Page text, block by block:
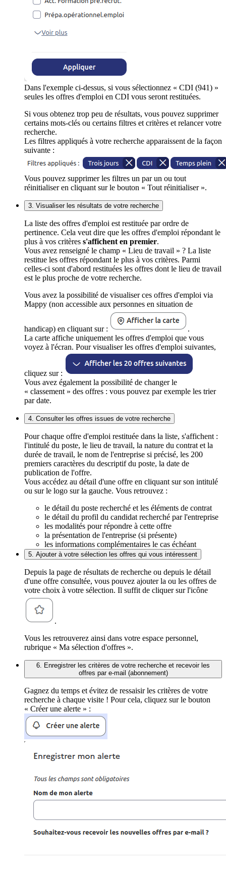
Dans l'exemple ci-dessus, si vous sélectionnez « CDI (941) »
seules les offres d'emploi en CDI vous seront restituées.
Si vous obtenez trop peu de résultats, vous pouvez supprimer
certains mots-clés ou certains filtres et critères et relancer votre
recherche.
Les filtres appliqués à votre recherche apparaissent de la façon
suivante :
Vous pouvez supprimer les filtres un par un ou tout
réinitialiser en cliquant sur le bouton « Tout réinitialiser ».
3. Visualiser les résultats de votre recherche
La liste des offres d'emploi est restituée par ordre de
pertinence. Cela veut dire que les offres d'emploi répondant le
plus à vos critères s'affichent en premier.
Vous avez renseigné le champ « Lieu de travail » ? La liste
restitue les offres répondant le plus à vos critères. Parmi
celles-ci sont d'abord restituées les offres dont le lieu de travail
est le plus proche de votre recherche.
Vous avez la possibilité de visualiser ces offres d'emploi via
Mappy (non accessible aux personnes en situation de
handicap) en cliquant sur :
.
La carte affiche uniquement les offres d'emploi que vous
voyez à l'écran. Pour visualiser les offres d'emploi suivantes,
cliquez sur :
Vous avez également la possibilité de changer le
« classement » des offres : vous pouvez par exemple les trier
par date.
4. Consulter les offres issues de votre recherche
Pour chaque offre d'emploi restituée dans la liste, s'affichent :
l'intitulé du poste, le lieu de travail, la nature du contrat et la
durée de travail, le nom de l'entreprise si précisé, les 200
premiers caractères du descriptif du poste, la date de
publication de l'offre.
Vous accédez au détail d'une offre en cliquant sur son intitulé
ou sur le logo sur la gauche. Vous retrouvez :
le détail du poste recherché et les éléments de contrat
le détail du profil du candidat recherché par l'entreprise
les modalités pour répondre à cette offre
la présentation de l'entreprise (si présente)
les informations complémentaires le cas échéant
5. Ajouter à votre sélection les offres qui vous intéressent
Depuis la page de résultats de recherche ou depuis le détail
d'une offre consultée, vous pouvez ajouter la ou les offres de
votre choix à votre sélection. Il suffit de cliquer sur l'icône
.
Vous les retrouverez ainsi dans votre espace personnel,
rubrique « Ma sélection d'offres ».
6. Enregistrer les critères de votre recherche et recevoir les
offres par e-mail (abonnement)
Gagnez du temps et évitez de ressaisir les critères de votre
recherche à chaque visite ! Pour cela, cliquez sur le bouton
« Créer une alerte » :